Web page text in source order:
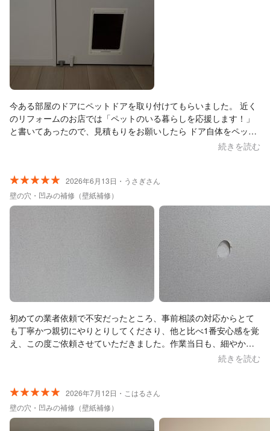
今ある部屋のドアにペットドアを取り付けてもらいました。 近く
のリフォームのお店では「ペットのいる暮らしを応援します！」
と書いてあったので、見積もりをお願いしたら ドア自体をペット
ドア付きの物に取り替えることはできるが、今あるドアに取り付
スマイリーズの伊藤さんを見つけた自分を褒めたい！ 技術もそう
ですが人柄もよく安心して頼めました。 また何かあればお願いし
たいと思います！ ありがとうございました。 あとはうちの猫がペ
ットドアを使えるようになるように訓練します！
続きを読む
2026年6月13日・うさぎさん
壁の穴・凹みの補修（壁紙補修）
初めての業者依頼で不安だったところ、事前相談の対応からとて
も丁寧かつ親切にやりとりしてくださり、他と比べ1番安心感を覚
え、この度ご依頼させていただきました。作業当日も、細やかに
気を遣っていただき、また作業自体もとても丁寧に仕上げてくだ
だきたいです。この度は誠にありがとうございました。
続きを読む
2026年7月12日・こはるさん
壁の穴・凹みの補修（壁紙補修）